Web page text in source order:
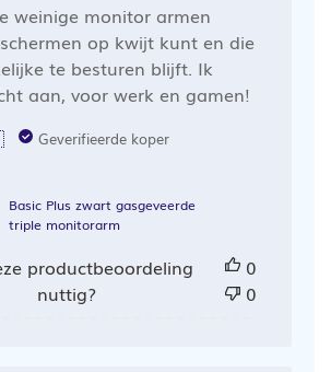
weinige monitor armen
op kwijt kunt en die
te besturen blijft. Ik
aan, voor werk en gamen!
Geverifieerde koper
Basic Plus zwart gasgeveerde
triple monitorarm
productbeoordeling
nuttig?
0
0